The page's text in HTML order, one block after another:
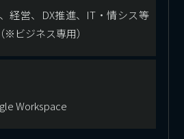
経営、DX推進、IT・情シス等
ビジネス専用）
Workspace